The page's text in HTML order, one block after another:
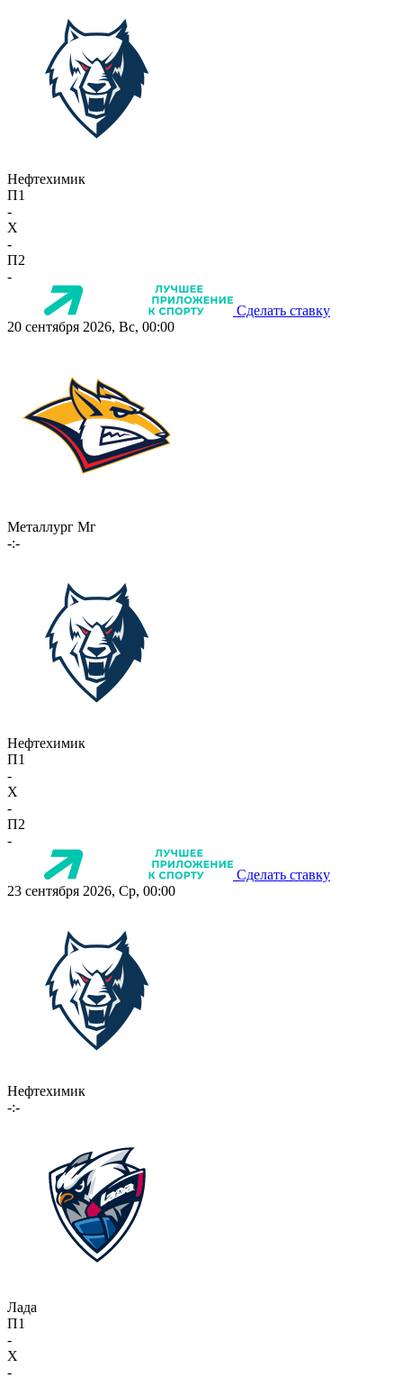
Нефтехимик
П1
-
X
-
П2
-
Сделать ставку
20 сентября 2026, Вс, 00:00
Металлург Мг
-:-
Нефтехимик
П1
-
X
-
П2
-
Сделать ставку
23 сентября 2026, Ср, 00:00
Нефтехимик
-:-
Лада
П1
-
X
-